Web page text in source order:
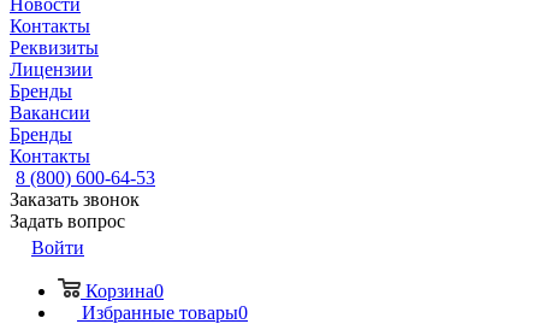
Контакты
Реквизиты
Лицензии
Бренды
Вакансии
Бренды
Контакты
8 (800) 600-64-53
Заказать звонок
Задать вопрос
Войти
Корзина0
Избранные товары0